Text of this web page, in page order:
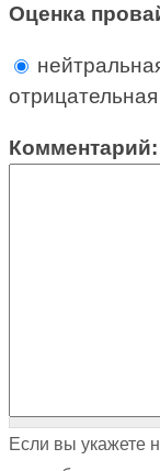
Оценка
отрицательная
Если вы укажете